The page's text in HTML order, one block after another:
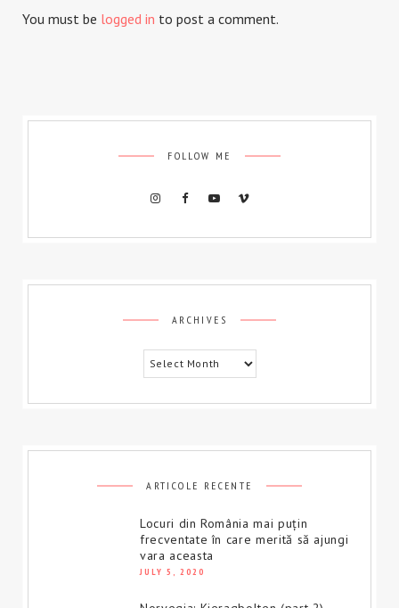
You must be logged in to post a comment.
FOLLOW ME
ARCHIVES Archives
ARTICOLE RECENTE
Locuri din România mai puțin
frecventate în care merită să ajungi
vara aceasta
JULY 5, 2020